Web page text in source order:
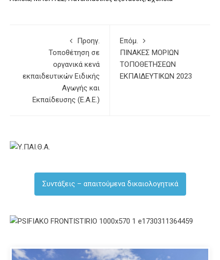
Προηγ.
Τοποθέτηση σε
οργανικά κενά
εκπαιδευτικών Ειδικής
Αγωγής και
Εκπαίδευσης (Ε.Α.Ε.)
Επόμ.
ΠΙΝΑΚΕΣ ΜΟΡΙΩΝ
ΤΟΠΟΘΕΤΗΣΕΩΝ
ΕΚΠΑΙΔΕΥΤΙΚΩΝ 2023
Συντάξεις – απαιτούμενα δικαιολογητικά